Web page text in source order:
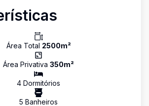
Área Total 2500m²
Área Privativa 350m²
4 Dormitórios
5 Banheiros